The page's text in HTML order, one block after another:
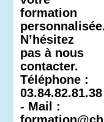
formation
N’hésitez
pas à nous
contacter.
Téléphone :
03.84.82.81.38
- Mail :